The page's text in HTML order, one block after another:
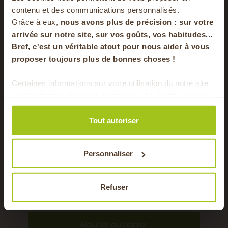
contenu et des communications personnalisés.
Grâce à eux, nous avons plus de précision : sur votre
arrivée sur notre site, sur vos goûts, vos habitudes...
Bref, c'est un véritable atout pour nous aider à vous
proposer toujours plus de bonnes choses !
Certaines informations sur votre utilisation du notre site
de publicité et d'analyse. Ces données peuvent être
combinées avec d'autres informations que vous leur
avez fournies ou qu'ils ont collectées lors de votre
Tout autoriser
Personnaliser
Refuser
BIO
-
LÉGUMES
Courgettes longues
Guillaume Rey, maraîcher - Miribel (01)
3,10 € 1,10
votre panier
en vous inscrivant à notre newsletter
Pour faire le plein chaque semaine de bons
produits locaux & de saison !